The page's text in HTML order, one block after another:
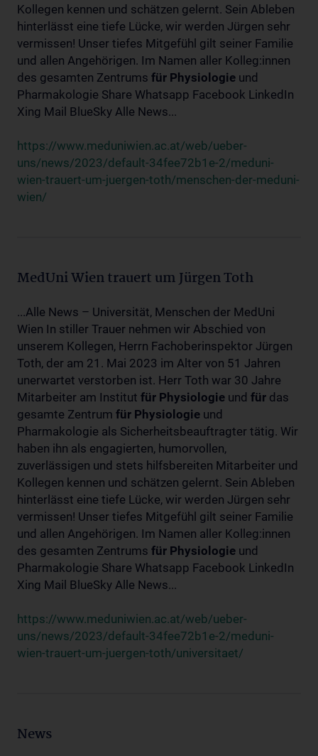
Kollegen kennen und schätzen gelernt. Sein Ableben
hinterlässt eine tiefe Lücke, wir werden Jürgen sehr
vermissen! Unser tiefes Mitgefühl gilt seiner Familie
und allen Angehörigen. Im Namen aller Kolleg:innen
des gesamten Zentrums für Physiologie und
Pharmakologie Share Whatsapp Facebook LinkedIn
Xing Mail BlueSky Alle News...
https://www.meduniwien.ac.at/web/ueber-
uns/news/2023/default-34fee72b1e-2/meduni-
wien-trauert-um-juergen-toth/menschen-der-meduni-
wien/
MedUni Wien trauert um Jürgen Toth
...Alle News – Universität, Menschen der MedUni
Wien In stiller Trauer nehmen wir Abschied von
unserem Kollegen, Herrn Fachoberinspektor Jürgen
Toth, der am 21. Mai 2023 im Alter von 51 Jahren
unerwartet verstorben ist. Herr Toth war 30 Jahre
Mitarbeiter am Institut für Physiologie und für das
gesamte Zentrum für Physiologie und
Pharmakologie als Sicherheitsbeauftragter tätig. Wir
haben ihn als engagierten, humorvollen,
zuverlässigen und stets hilfsbereiten Mitarbeiter und
Kollegen kennen und schätzen gelernt. Sein Ableben
hinterlässt eine tiefe Lücke, wir werden Jürgen sehr
vermissen! Unser tiefes Mitgefühl gilt seiner Familie
und allen Angehörigen. Im Namen aller Kolleg:innen
des gesamten Zentrums für Physiologie und
Pharmakologie Share Whatsapp Facebook LinkedIn
Xing Mail BlueSky Alle News...
https://www.meduniwien.ac.at/web/ueber-
uns/news/2023/default-34fee72b1e-2/meduni-
wien-trauert-um-juergen-toth/universitaet/
News